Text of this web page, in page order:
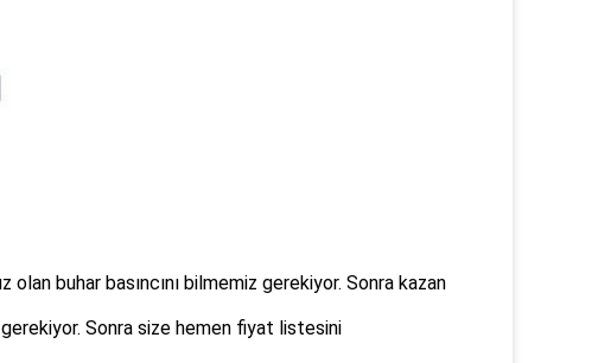
olan buhar basıncını bilmemiz gerekiyor. Sonra kazan
Sonra size hemen fiyat listesini